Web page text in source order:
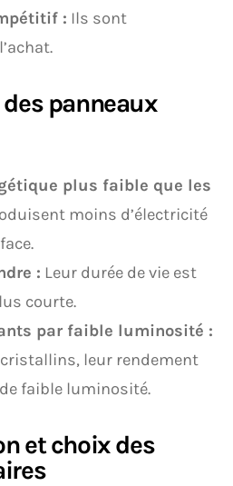
: Ils sont
panneaux
plus faible que les
moins d’électricité
: Leur durée de vie est
courte.
par faible luminosité :
leur rendement
faible luminosité.
et choix des